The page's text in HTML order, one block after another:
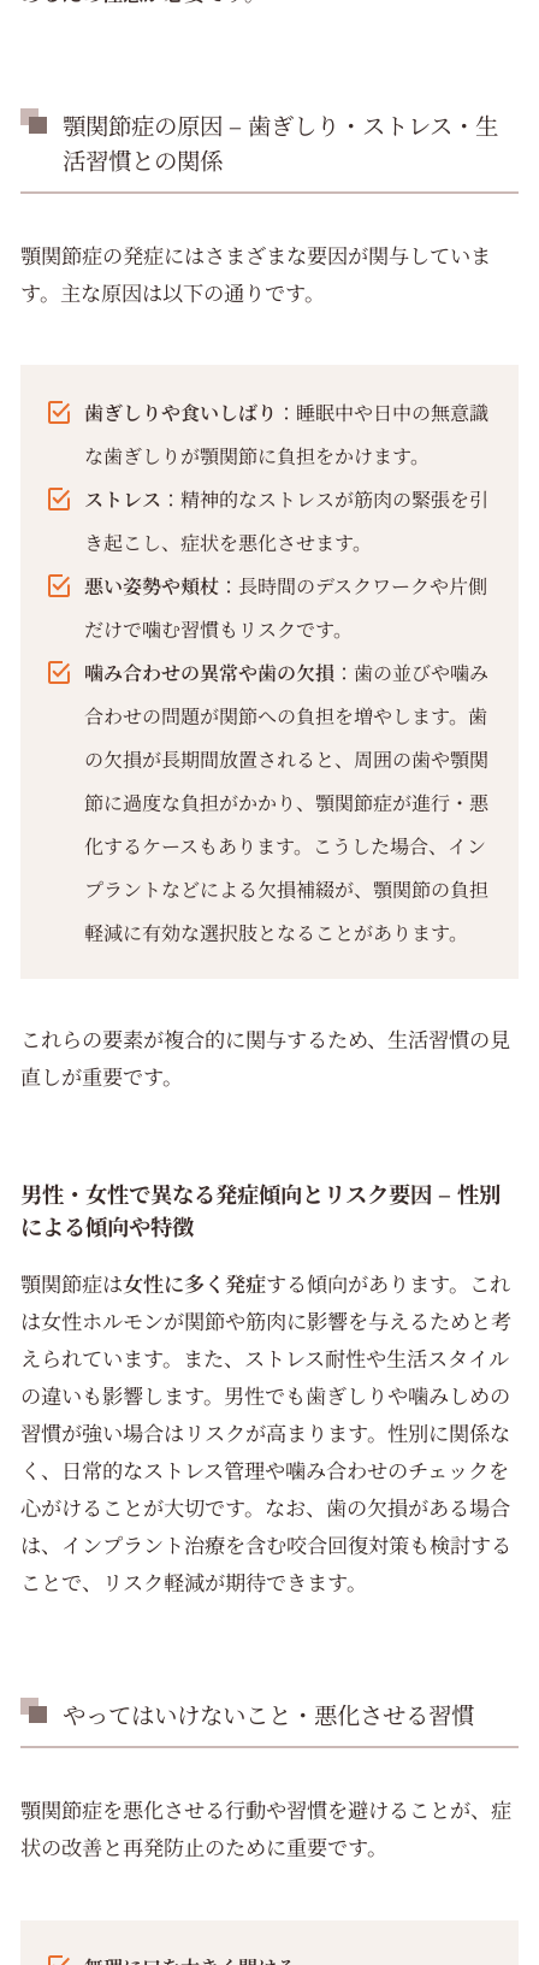
顎関節症の原因 – 歯ぎしり・ストレス・生
活習慣との関係
顎関節症の発症にはさまざまな要因が関与していま
す。主な原因は以下の通りです。
歯ぎしりや食いしばり ：睡眠中や日中の無意識
な歯ぎしりが顎関節に負担をかけます。
ストレス ：精神的なストレスが筋肉の緊張を引
き起こし、症状を悪化させます。
悪い姿勢や頬杖 ：長時間のデスクワークや片側
だけで噛む習慣もリスクです。
噛み合わせの異常や歯の欠損 ：歯の並びや噛み
合わせの問題が関節への負担を増やします。歯
の欠損が長期間放置されると、周囲の歯や顎関
節に過度な負担がかかり、顎関節症が進行・悪
化するケースもあります。こうした場合、イン
プラントなどによる欠損補綴が、顎関節の負担
軽減に有効な選択肢となることがあります。
これらの要素が複合的に関与するため、生活習慣の見
直しが重要です。
男性・女性で異なる発症傾向とリスク要因 – 性別
による傾向や特徴
顎関節症は女性に多く発症する傾向があります。これ
は女性ホルモンが関節や筋肉に影響を与えるためと考
えられています。また、ストレス耐性や生活スタイル
の違いも影響します。男性でも歯ぎしりや噛みしめの
習慣が強い場合はリスクが高まります。性別に関係な
く、日常的なストレス管理や噛み合わせのチェックを
心がけることが大切です。なお、歯の欠損がある場合
は、インプラント治療を含む咬合回復対策も検討する
ことで、リスク軽減が期待できます。
やってはいけないこと・悪化させる習慣
顎関節症を悪化させる行動や習慣を避けることが、症
状の改善と再発防止のために重要です。